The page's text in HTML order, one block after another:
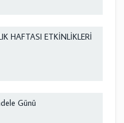
HAFTASI ETKİNLİKLERİ
Günü